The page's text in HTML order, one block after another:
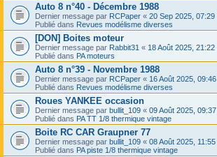
Auto 8 n°40 - Décembre 1988
Dernier message par RCPaper « 20 Sep 2025, 07:29
Publié dans Revues modélisme diverses
[DON] Boites moteur
Dernier message par Rabbit31 « 18 Août 2025, 21:22
Publié dans PA moteurs
Auto 8 n°39 - Novembre 1988
Dernier message par RCPaper « 16 Août 2025, 09:46
Publié dans Revues modélisme diverses
Roues YANKEE occasion
Dernier message par bullit_109 « 09 Août 2025, 09:37
Publié dans PA TT 1/8 thermique vintage
Boite RC CAR Graupner 77
Dernier message par bullit_109 « 08 Août 2025, 11:55
Publié dans PA piste 1/8 thermique vintage